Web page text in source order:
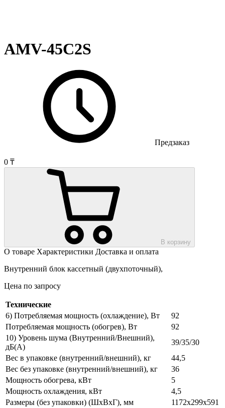
AMV-45C2S
Предзаказ
0 ₸
В корзину
О товаре Характеристики Доставка и оплата
Внутренний блок кассетный (двухпоточный),
Цена по запросу
Технические
6) Потребляемая мощность (охлаждение), Вт
92
Потребляемая мощность (обогрев), Вт
92
10) Уровень шума (Внутренний/Внешний),
дБ(А)
39/35/30
Вес в упаковке (внутренний/внешний), кг
44,5
Вес без упаковке (внутренний/внешний), кг
36
Мощность обогрева, кВт
5
Мощность охлаждения, кВт
4,5
Размеры (без упаковки) (ШхВхГ), мм
1172х299х591